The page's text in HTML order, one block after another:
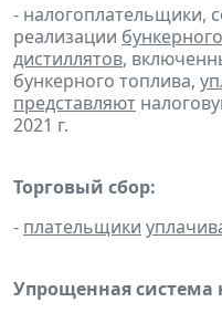
- налогоплательщики,
реализации
дистиллятов,
бункерного топлива,
представляют
2021 г.
Торговый сбор:
- плательщики
Упрощенная система